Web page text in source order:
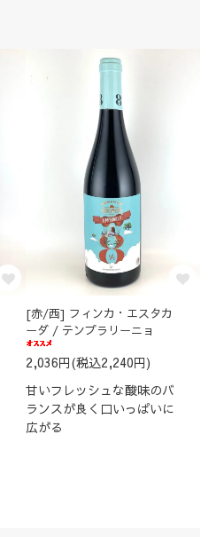
[赤/西] フィンカ・エスタカ
ーダ / テンプラリーニョ
2,036円(税込2,240円)
甘いフレッシュな酸味のバ
ランスが良く口いっぱいに
広がる